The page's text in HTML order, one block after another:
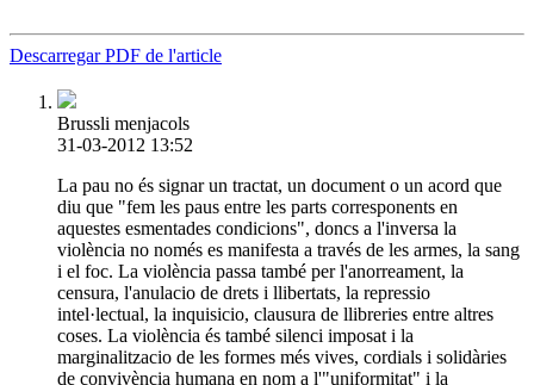
Descarregar PDF de l'article
Brussli menjacols
31-03-2012 13:52
La pau no és signar un tractat, un document o un acord que
diu que "fem les paus entre les parts corresponents en
aquestes esmentades condicions", doncs a l'inversa la
violència no només es manifesta a través de les armes, la sang
i el foc. La violència passa també per l'anorreament, la
censura, l'anulacio de drets i llibertats, la repressio
intel·lectual, la inquisicio, clausura de llibreries entre altres
coses. La violència és també silenci imposat i la
marginalitzacio de les formes més vives, cordials i solidàries
de convivència humana en nom a l'"uniformitat" i la